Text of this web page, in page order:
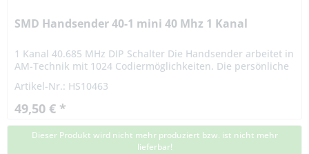
SMD Handsender 40-1 mini 40 Mhz 1 Kanal
1 Kanal 40.685 MHz DIP Schalter Die Handsender arbeitet in
AM-Technik mit 1024 Codiermöglichkeiten. Die persönliche
Artikel-Nr.: HS10463
49,50 € *
Dieser Produkt wird nicht mehr produziert bzw. ist nicht mehr
lieferbar!